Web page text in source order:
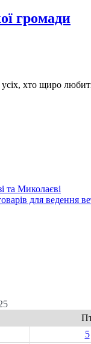
громади
хто щиро
та Миколаєві
для ведення
5